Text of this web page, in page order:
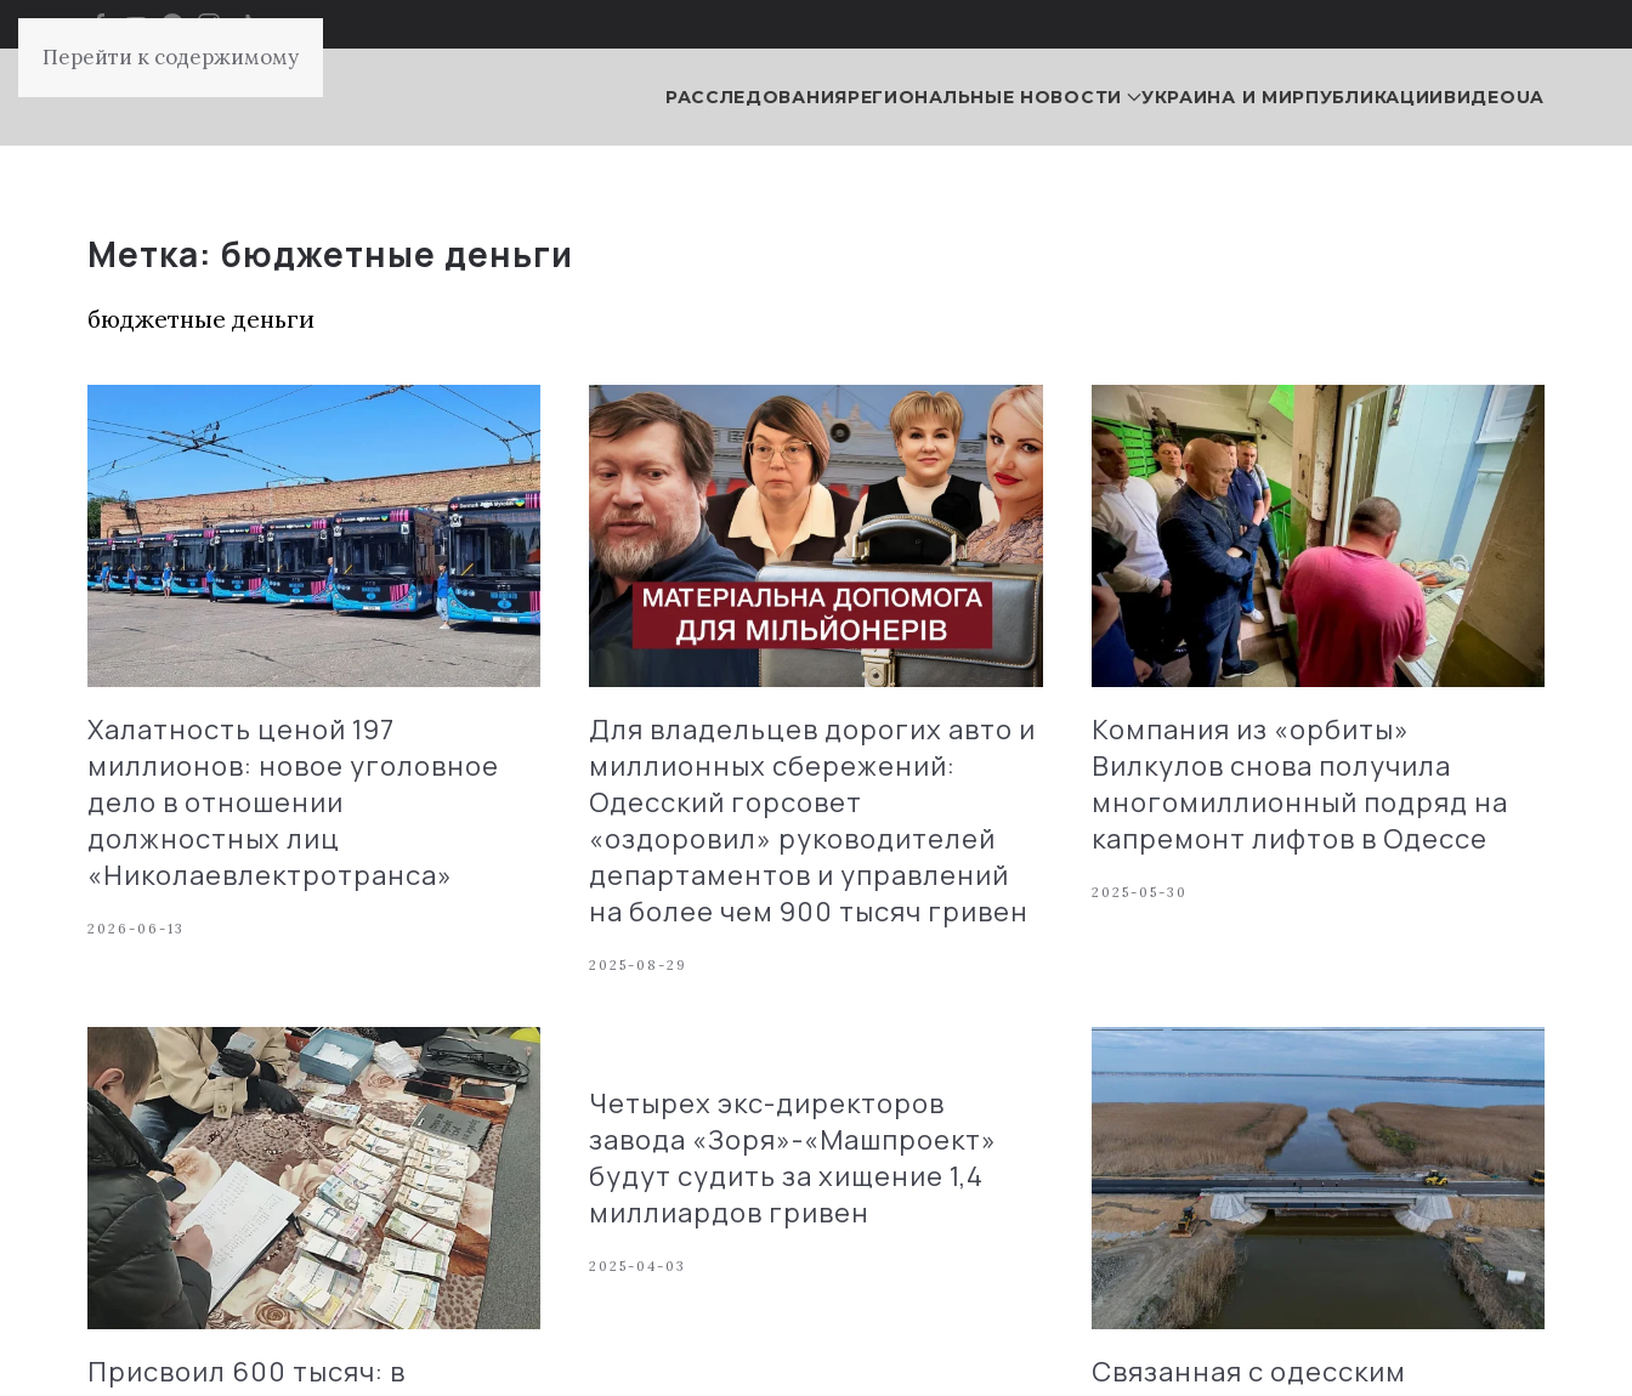
Перейти к содержимому
РАССЛЕДОВАНИЯРЕГИОНАЛЬНЫЕ НОВОСТИ УКРАИНА И МИРПУБЛИКАЦИИВИДЕОUA
Метка: бюджетные деньги
бюджетные деньги
Халатность ценой 197
миллионов: новое уголовное
дело в отношении
должностных лиц
«Николаевлектротранса»
2026-06-13
Для владельцев дорогих авто и
миллионных сбережений:
Одесский горсовет
«оздоровил» руководителей
департаментов и управлений
на более чем 900 тысяч гривен
2025-08-29
Компания из «орбиты»
Вилкулов снова получила
многомиллионный подряд на
капремонт лифтов в Одессе
2025-05-30
Присвоил 600 тысяч: в
Четырех экс-директоров
завода «Зоря»-«Машпроект»
будут судить за хищение 1,4
миллиардов гривен
2025-04-03
Связанная с одесским